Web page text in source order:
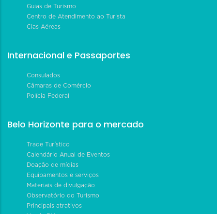
Guias de Turismo
Centro de Atendimento ao Turista
Cias Aéreas
Internacional e Passaportes
Consulados
Câmaras de Comércio
Polícia Federal
Belo Horizonte para o mercado
Trade Turístico
Calendário Anual de Eventos
Doação de mídias
Equipamentos e serviços
Materiais de divulgação
Observatório do Turismo
Principais atrativos